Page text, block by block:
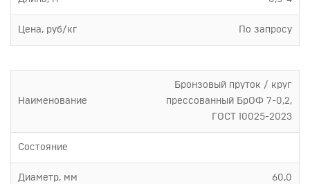
Цена, руб/кг По запросу
Наименование
Бронзовый пруток / круг
прессованный БрОФ 7-0,2,
ГОСТ 10025-2023
Состояние
Диаметр, мм 60,0